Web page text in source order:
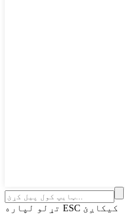
تړلو لپاره ESC کیکاږئ